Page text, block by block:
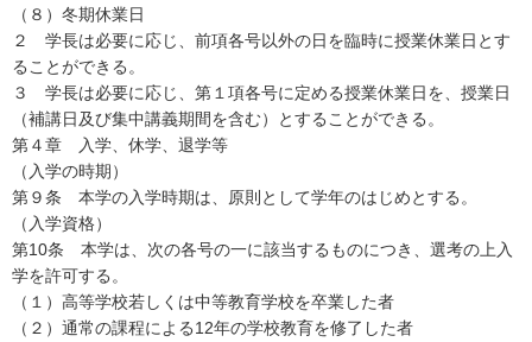
（８）冬期休業日
２ 学長は必要に応じ、前項各号以外の日を臨時に授業休業日とす
ることができる。
３ 学長は必要に応じ、第１項各号に定める授業休業日を、授業日
（補講日及び集中講義期間を含む）とすることができる。
第４章 入学、休学、退学等
（入学の時期）
第９条 本学の入学時期は、原則として学年のはじめとする。
（入学資格）
第10条 本学は、次の各号の一に該当するものにつき、選考の上入
学を許可する。
（１）高等学校若しくは中等教育学校を卒業した者
（２）通常の課程による12年の学校教育を修了した者